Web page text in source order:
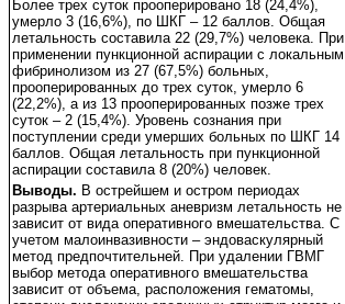
Более трех суток прооперировано 18 (24,4%),
умерло 3 (16,6%), по ШКГ – 12 баллов. Общая
летальность составила 22 (29,7%) человека. При
применении пункционной аспирации с локальным
фибринолизом из 27 (67,5%) больных,
прооперированных до трех суток, умерло 6
(22,2%), а из 13 прооперированных позже трех
суток – 2 (15,4%). Уровень сознания при
поступлении среди умерших больных по ШКГ 14
баллов. Общая летальность при пункционной
аспирации составила 8 (20%) человек.
Выводы. В острейшем и остром периодах
разрыва артериальных аневризм летальность не
зависит от вида оперативного вмешательства. С
учетом малоинвазивности – эндоваскулярный
метод предпочтительней. При удалении ГВМГ
выбор метода оперативного вмешательства
зависит от объема, расположения гематомы,